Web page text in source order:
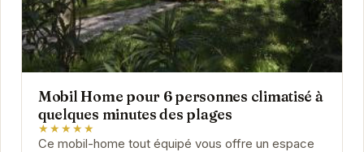
Mobil Home pour 6 personnes climatisé à
quelques minutes des plages
★★★★★
Ce mobil-home tout équipé vous offre un espace